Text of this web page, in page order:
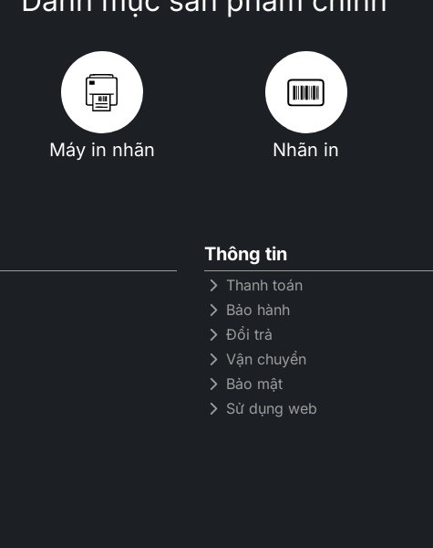
Tích hợp kép
2.5GbE
mạng
Lên đến
25GbE
lượng
Máy in nhãn Nhãn in
Thông tin
Thanh toán
Bảo hành
Đổi trả
Vận chuyển
Bảo mật
Sử dụng web